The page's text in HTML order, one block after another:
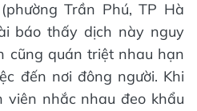
Trần Phú, TP Hà
báo thấy dịch này nguy
cũng quán triệt nhau hạn
đến nơi đông người. Khi
nhắc nhau đeo khẩu